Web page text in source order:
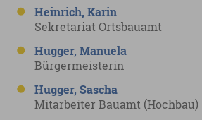
Heinrich, Karin
Sekretariat Ortsbauamt
Hugger, Manuela
Bürgermeisterin
Hugger, Sascha
Mitarbeiter Bauamt (Hochbau)